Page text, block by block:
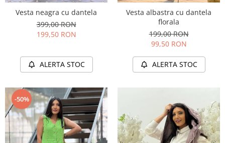
Vesta neagra cu dantela
399,00 RON
199,50 RON
ALERTA STOC
Vesta albastra cu dantela
florala
199,00 RON
99,50 RON
ALERTA STOC
-50%